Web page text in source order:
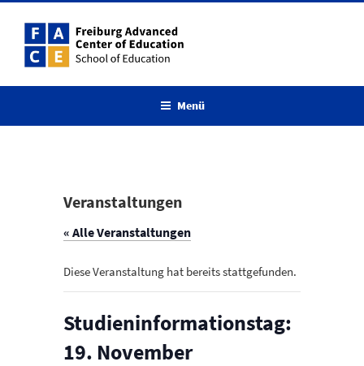
Inhalt
springen
Menü
Veranstaltungen
« Alle Veranstaltungen
Diese Veranstaltung hat bereits stattgefunden.
Studieninformationstag:
19. November